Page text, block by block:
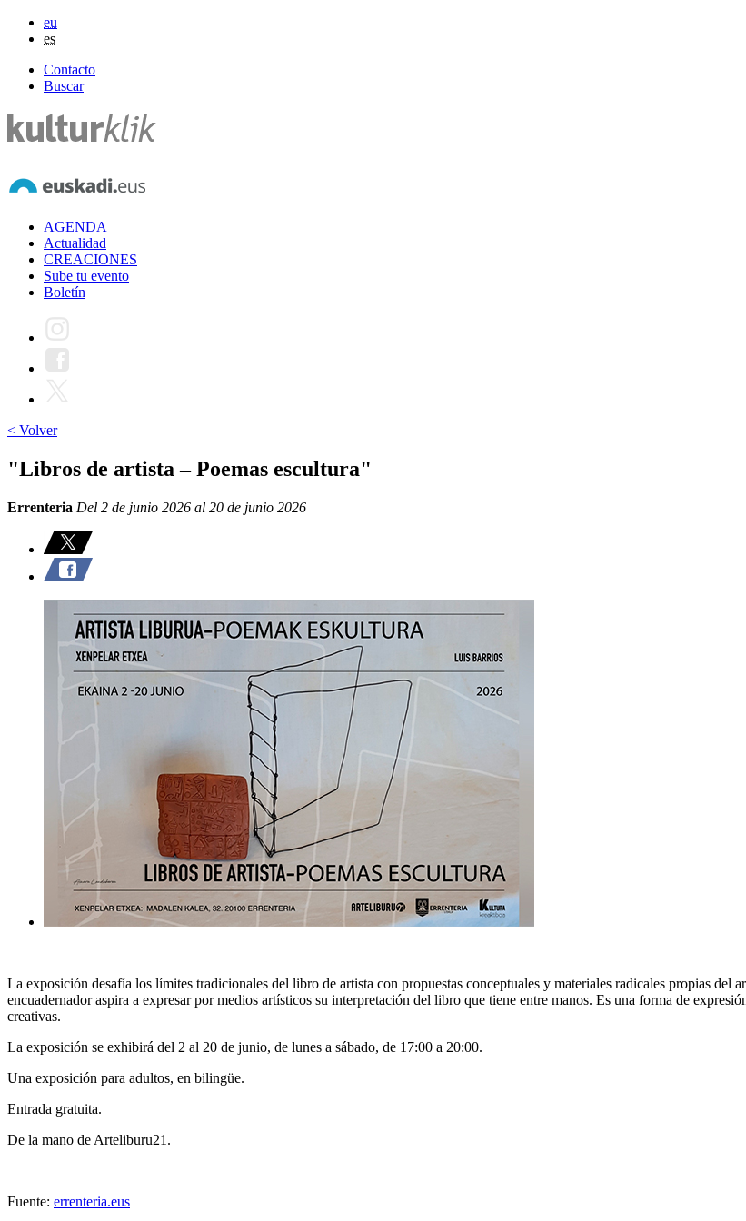
eu
es
Contacto
Buscar
AGENDA
Actualidad
CREACIONES
Sube tu evento
Boletín
< Volver
"Libros de artista – Poemas escultura"
Errenteria Del 2 de junio 2026 al 20 de junio 2026
La exposición desafía los límites tradicionales del libro de artista con propuestas conceptuales y materiales radicales propias del
encuadernador aspira a expresar por medios artísticos su interpretación del libro que tiene entre manos. Es una forma de
creativas.
La exposición se exhibirá del 2 al 20 de junio, de lunes a sábado, de 17:00 a 20:00.
Una exposición para adultos, en bilingüe.
Entrada gratuita.
De la mano de Arteliburu21.
Fuente: errenteria.eus